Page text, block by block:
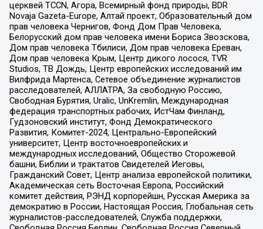
церквей TCCN, Агора, Всемирный фонд природы, BDR
Novaja Gazeta-Europe, Алтай проект, Образовательный дом
прав человека Чернигов, Фонд Дом Прав Человека,
Белорусский дом прав человека имени Бориса Звозскова,
Дом прав человека Тбилиси, Дом прав человека Ереван,
Дом прав человека Крым, Центр дикого лосося, TVR
Studios, ТВ Дождь, Центр европейских исследований им
Вилфрида Мартенса, Сетевое объединение журналистов
расследователей, АЛЛАТРА, За свободную Россию,
Свободная Бурятия, Uralic, UnKremlin, Международная
федерация транспортных рабочих, ИстЧам Финланд,
Гудзоновский институт, Фонд Демократического
Развития, Комитет-2024, Центрально-Европейский
университет, Центр восточноевропейских и
международных исследований, Общество Сторожевой
башни, Библии и трактатов Свидетелей Иеговы,
Гражданский Совет, Центр анализа европейской политики,
Академическая сеть Восточная Европа, Российский
комитет действия, РЭНД корпорейшн, Русская Америка за
демократию в России, Настоящая Россия, Глобальная сеть
журналистов-расследователей, Служба поддержки,